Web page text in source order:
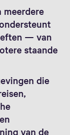
— van
staande
die
van de